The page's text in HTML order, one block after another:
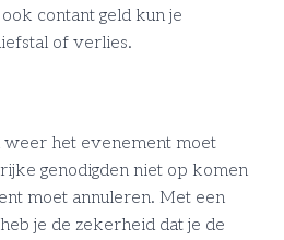
contant geld kun je
of verlies.
het evenement moet
genodigden niet op komen
moet annuleren. Met een
je de zekerheid dat je de